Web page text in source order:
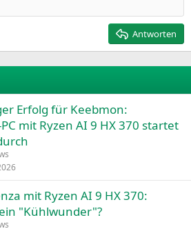
New Roman
MS
2
Antworten
Erfolg für Keebmon:
mit Ryzen AI 9 HX 370 startet
mit Ryzen AI 9 HX 370:
"Kühlwunder"?